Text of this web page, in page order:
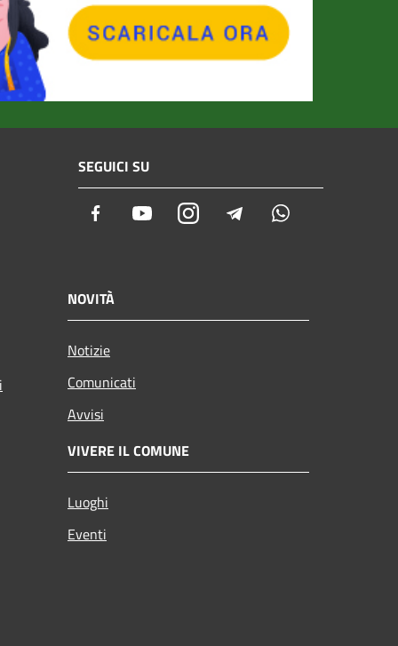
SEGUICI SU
Facebook YoutubeInstagramTelegram
NOVITÀ
Notizie
Comunicati
Avvisi
VIVERE IL COMUNE
Luoghi
Eventi